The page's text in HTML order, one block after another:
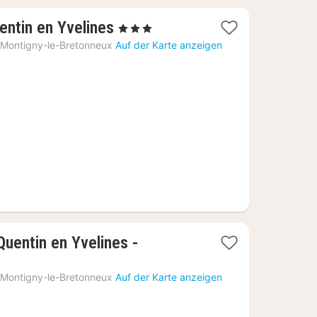
en Yvelines 1
Nacht
, 3 Sterne
Montigny-le-Bretonneux Auf der Karte anzeigen
en Yvelines -
Montigny-le-Bretonneux Auf der Karte anzeigen